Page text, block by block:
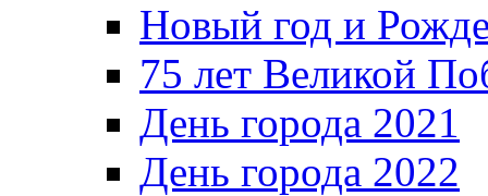
Новый год и
75 лет Великой
День города 2021
День города 2022